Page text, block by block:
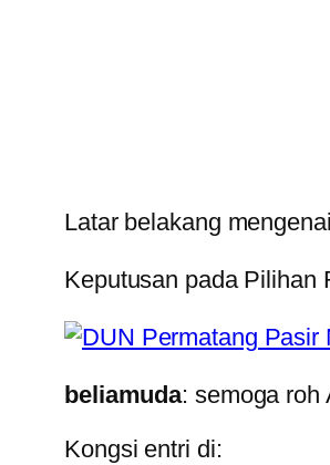
Latar belakang
Keputusan pada Pilihan
beliamuda: semoga
Kongsi entri di: